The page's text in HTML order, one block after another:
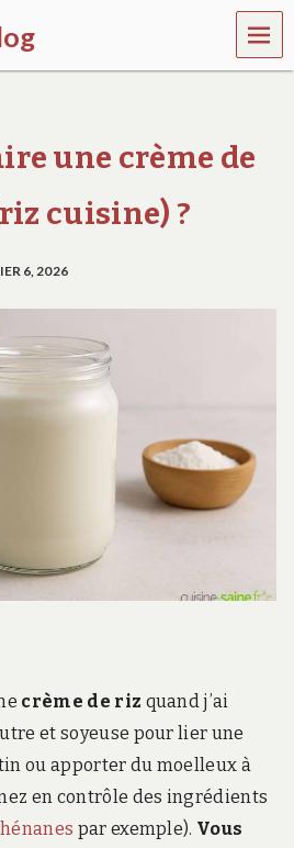
MEN
U
une crème de
cuisine) ?
6, 2026
crème de riz quand j’ai
et soyeuse pour lier une
ou apporter du moelleux à
en contrôle des ingrédients
par exemple). Vous